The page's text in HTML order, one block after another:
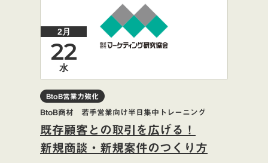
2月
22
水
BtoB営業力強化
BtoB商材 若手営業向け半日集中トレーニング
既存顧客との取引を広げる！
新規商談・新規案件のつくり方